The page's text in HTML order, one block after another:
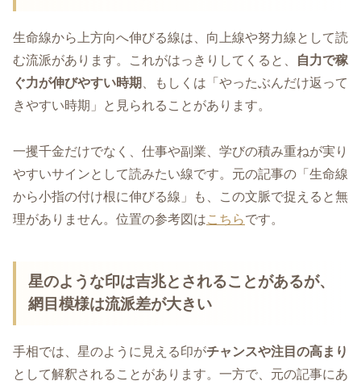
生命線から上方向へ伸びる線は、向上線や努力線として読
む流派があります。これがはっきりしてくると、
自力で稼
ぐ力が伸びやすい時期
、もしくは「やったぶんだけ返って
きやすい時期」と見られることがあります。
一攫千金だけでなく、仕事や副業、学びの積み重ねが実り
やすいサインとして読みたい線です。元の記事の「生命線
から小指の付け根に伸びる線」も、この文脈で捉えると無
理がありません。位置の参考図はこちらです。
星のような印は吉兆とされることがあるが、
網目模様は流派差が大きい
手相では、星のように見える印がチャンスや注目の高まり
として解釈されることがあります。一方で、元の記事にあ